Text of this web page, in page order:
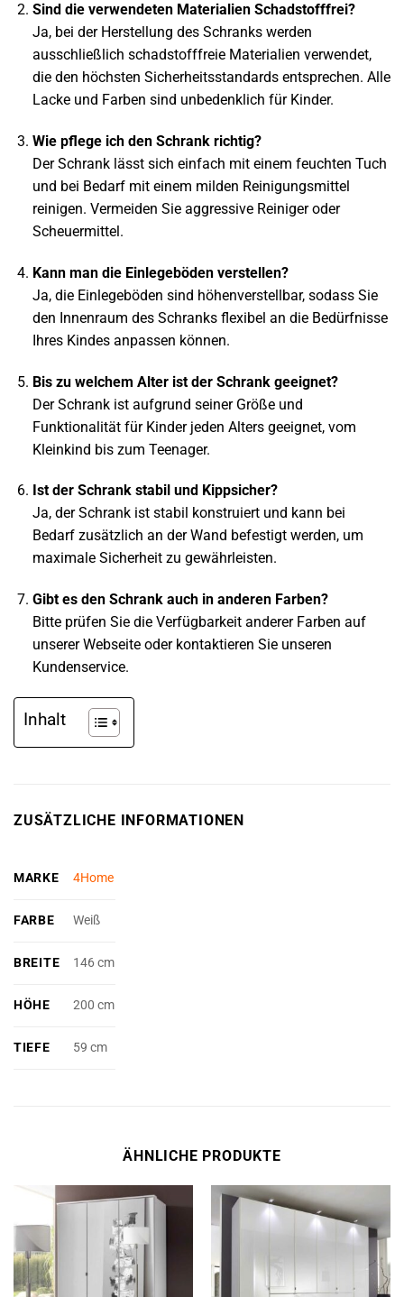
Sind die verwendeten Materialien Schadstofffrei?
Ja, bei der Herstellung des Schranks werden
ausschließlich schadstofffreie Materialien verwendet,
die den höchsten Sicherheitsstandards entsprechen. Alle
Lacke und Farben sind unbedenklich für Kinder.
Wie pflege ich den Schrank richtig?
Der Schrank lässt sich einfach mit einem feuchten Tuch
und bei Bedarf mit einem milden Reinigungsmittel
reinigen. Vermeiden Sie aggressive Reiniger oder
Scheuermittel.
Kann man die Einlegeböden verstellen?
Ja, die Einlegeböden sind höhenverstellbar, sodass Sie
den Innenraum des Schranks flexibel an die Bedürfnisse
Ihres Kindes anpassen können.
Bis zu welchem Alter ist der Schrank geeignet?
Der Schrank ist aufgrund seiner Größe und
Funktionalität für Kinder jeden Alters geeignet, vom
Kleinkind bis zum Teenager.
Ist der Schrank stabil und Kippsicher?
Ja, der Schrank ist stabil konstruiert und kann bei
Bedarf zusätzlich an der Wand befestigt werden, um
maximale Sicherheit zu gewährleisten.
Gibt es den Schrank auch in anderen Farben?
Bitte prüfen Sie die Verfügbarkeit anderer Farben auf
unserer Webseite oder kontaktieren Sie unseren
Kundenservice.
Inhalt
ZUSÄTZLICHE INFORMATIONEN
MARKE 4Home
FARBE Weiß
BREITE 146 cm
HÖHE 200 cm
TIEFE 59 cm
ÄHNLICHE PRODUKTE